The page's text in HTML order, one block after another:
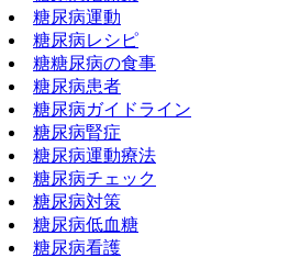
糖尿病運動
糖尿病レシピ
糖糖尿病の食事
糖尿病患者
糖尿病ガイドライン
糖尿病腎症
糖尿病運動療法
糖尿病チェック
糖尿病対策
糖尿病低血糖
糖尿病看護